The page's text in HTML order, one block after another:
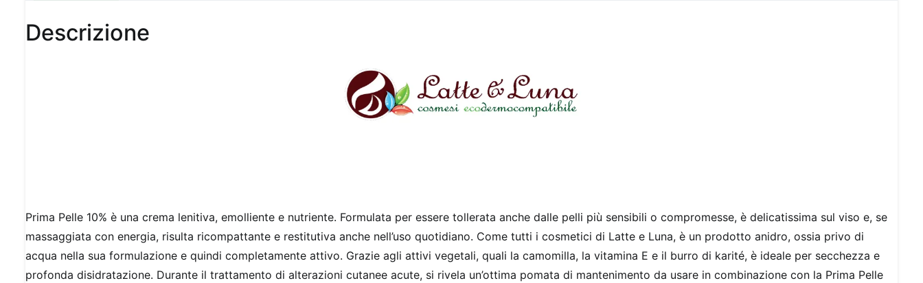
Descrizione
Prima Pelle 10% è una crema lenitiva, emolliente e nutriente. Formulata per essere tollerata anche dalle pelli più sensibili o compromesse, è delicatissima sul viso e, se
massaggiata con energia, risulta ricompattante e restitutiva anche nell’uso quotidiano. Come tutti i cosmetici di Latte e Luna, è un prodotto anidro, ossia privo di
acqua nella sua formulazione e quindi completamente attivo. Grazie agli attivi vegetali, quali la camomilla, la vitamina E e il burro di karité, è ideale per secchezza e
profonda disidratazione. Durante il trattamento di alterazioni cutanee acute, si rivela un’ottima pomata di mantenimento da usare in combinazione con la Prima Pelle